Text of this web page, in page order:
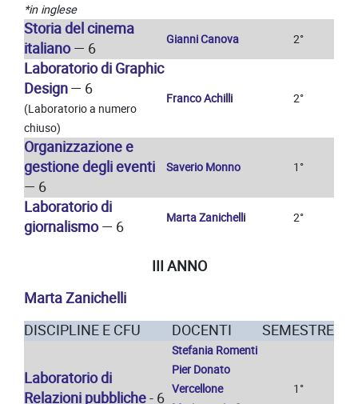
*in inglese
Storia del cinema
italiano— 6 Gianni Canova 2°
Laboratorio di Graphic
Design— 6
(Laboratorio a numero
chiuso)
Franco Achilli 2°
Organizzazione e
gestione degli eventi
— 6
Saverio Monno 1°
Laboratorio di
giornalismo— 6 Marta Zanichelli 2°
III ANNO
Marta Zanichelli
DISCIPLINE E CFU
DOCENTI SEMESTRE
Laboratorio di
Relazioni pubbliche- 6
Stefania Romenti
Pier Donato
Vercellone
1°